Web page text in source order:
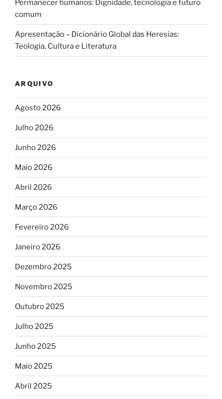
Permanecer humanos: Dignidade, tecnologia e futuro
comum
Apresentação – Dicionário Global das Heresias:
Teologia, Cultura e Literatura
ARQUIVO
Agosto 2026
Julho 2026
Junho 2026
Maio 2026
Abril 2026
Março 2026
Fevereiro 2026
Janeiro 2026
Dezembro 2025
Novembro 2025
Outubro 2025
Julho 2025
Junho 2025
Maio 2025
Abril 2025